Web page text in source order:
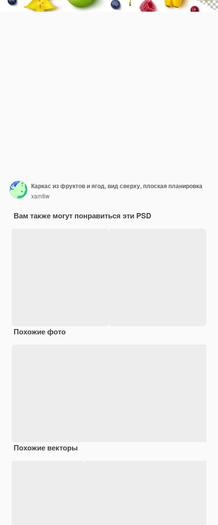
Каркас из фруктов и ягод, вид сверху, плоская планировка
xamtiw
Вам также могут понравиться эти PSD
Похожие фото
Похожие векторы